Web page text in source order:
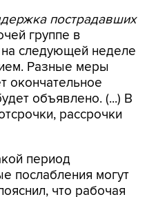
пострадавших
группе в
следующей неделе
Разные меры
окончательное
объявлено. (...) В
рассрочки
период
послабления могут
что рабочая